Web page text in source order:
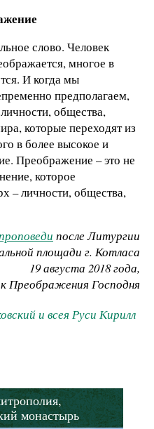
слово. Человек
многое в
И когда мы
предполагаем,
общества,
которые переходят из
в более высокое и
Преображение – это не
которое
– личности, общества,
после Литургии
площади г. Котласа
19 августа 2018 года,
Преображения Господня
и всея Руси Кирилл
монастырь